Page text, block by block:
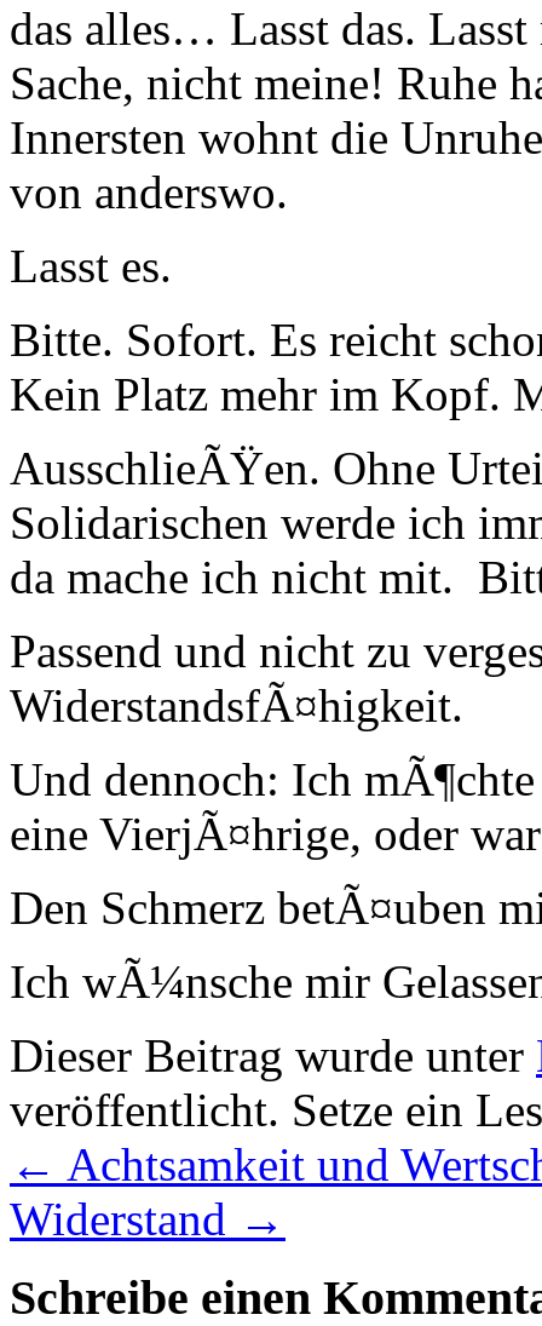
das alles… Lasst das.
Sache, nicht meine! Ruhe
Innersten wohnt die
von anderswo.
Lasst es.
Bitte. Sofort. Es reicht
Kein Platz mehr im Kopf.
AusschlieÃŸen. Ohne
Solidarischen werde ich
da mache ich nicht mit.
Passend und nicht zu
WiderstandsfÃ¤higkeit.
Und dennoch: Ich
eine VierjÃ¤hrige, oder
Den Schmerz betÃ¤uben
Ich wÃ¼nsche mir
Dieser Beitrag wurde unter
veröffentlicht. Setze ein
← Achtsamkeit und
Widerstand →
Schreibe einen